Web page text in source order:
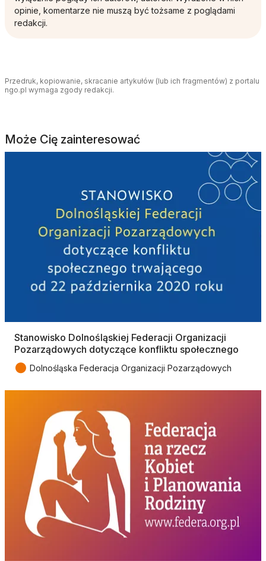
opinie, komentarze nie muszą być tożsame z poglądami
redakcji.
Przedruk, kopiowanie, skracanie artykułów (lub ich fragmentów) z portalu
ngo.pl wymaga zgody redakcji.
Może Cię zainteresować
Stanowisko Dolnośląskiej Federacji Organizacji
Pozarządowych dotyczące konfliktu społecznego
● Dolnośląska Federacja Organizacji Pozarządowych